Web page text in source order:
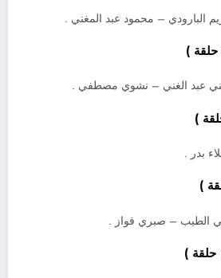
البارودي – محمود عبد المغني .
عبد الغني – نشوي مصطفي .
بدر .
الطيب – صبري فواز .